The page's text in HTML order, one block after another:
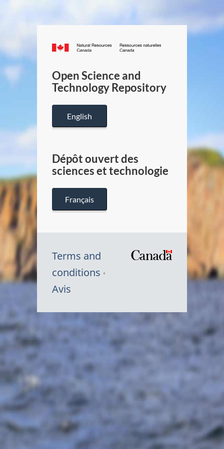
Canada.ca
/
Canada
Open Science and
Technology Repository
English
Dépôt ouvert des
sciences et technologie
Français
Terms and
conditions
Avis
Symbole
Canada